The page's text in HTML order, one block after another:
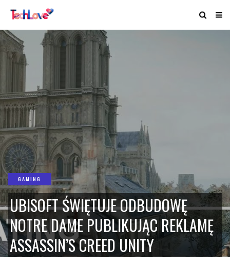
GAMING
UBISOFT ŚWIĘTUJE ODBUDOWĘ
NOTRE DAME PUBLIKUJĄC REKLAMĘ
ASSASSIN’S CREED UNITY